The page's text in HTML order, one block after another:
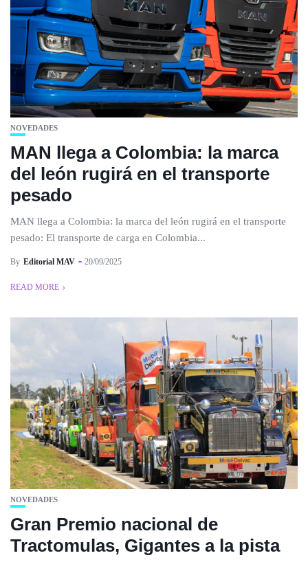
NOVEDADES
MAN llega a Colombia: la marca
del león rugirá en el transporte
pesado
MAN llega a Colombia: la marca del león rugirá en el transporte
pesado: El transporte de carga en Colombia...
By Editorial MAV 20/09/2025
READ MORE
NOVEDADES
Gran Premio nacional de
Tractomulas, Gigantes a la pista